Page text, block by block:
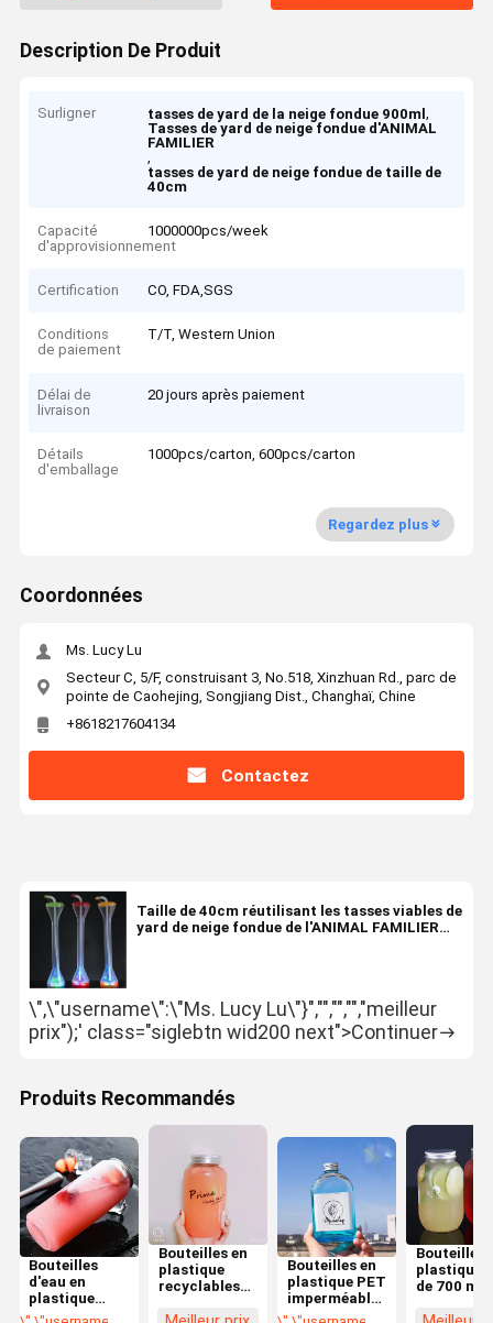
Description De Produit
Surligner tasses de yard de la neige fondue 900ml,
Tasses de yard de neige fondue d'ANIMAL
FAMILIER
,
tasses de yard de neige fondue de taille de
40cm
Capacité
d'approvisionnement
1000000pcs/week
Certification CO, FDA,SGS
Conditions
de paiement
T/T, Western Union
Délai de
livraison
20 jours après paiement
Détails
d'emballage
1000pcs/carton, 600pcs/carton
Regardez plus
Coordonnées
Ms. Lucy Lu
Secteur C, 5/F, construisant 3, No.518, Xinzhuan Rd., parc de
pointe de Caohejing, Songjiang Dist., Changhaï, Chine
+8618217604134
Contactez
Taille de 40cm réutilisant les tasses viables de
yard de neige fondue de l'ANIMAL FAMILIER
\",\"username\":\"Ms. Lucy Lu\"}","","","","meilleur
prix");' class="siglebtn wid200 next">Continuer
Produits Recommandés
Bouteilles
d'eau en
plastique
personnalisées
Bouteilles en
plastique
recyclables
capuchon à
Bouteilles en
plastique PET
imperméables
pour
Bouteilles
plastique
de 700 ml
couvercle